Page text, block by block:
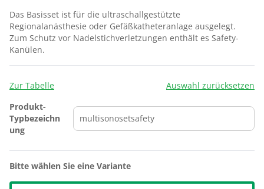
Das Basisset ist für die ultraschallgestützte
Regionalanästhesie oder Gefäßkatheteranlage ausgelegt.
Zum Schutz vor Nadelstichverletzungen enthält es Safety-
Kanülen.
Zur Tabelle
Auswahl zurücksetzen
Produkt-
Typbezeichn
ung
Bitte wählen Sie eine Variante